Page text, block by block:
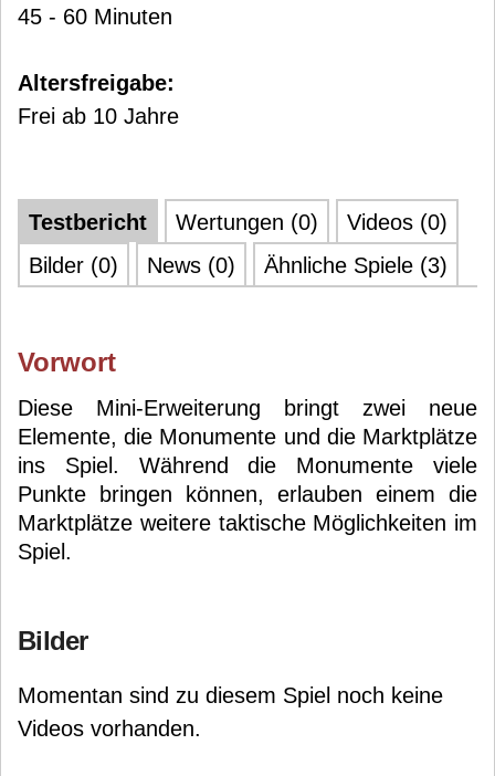
45 - 60 Minuten
Altersfreigabe:
Frei ab 10 Jahre
Testbericht Wertungen (0)
Videos (0)
Bilder (0)
News (0) Ähnliche Spiele (3)
Vorwort
Diese Mini-Erweiterung bringt zwei neue
Elemente, die Monumente und die Marktplätze
ins Spiel. Während die Monumente viele
Punkte bringen können, erlauben einem die
Marktplätze weitere taktische Möglichkeiten im
Spiel.
Bilder
Momentan sind zu diesem Spiel noch keine
Videos vorhanden.